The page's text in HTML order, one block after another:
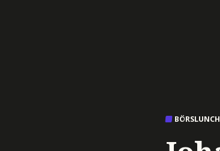
BÖRSLUNCH